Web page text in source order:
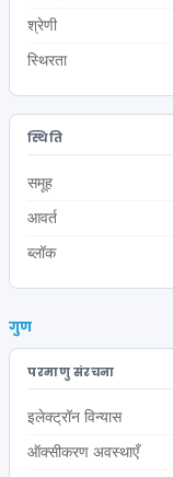
श्रेणी
स्थिरता
स्थिति
समूह
आवर्त
ब्लॉक
गुण
परमाणु संरचना
इलेक्ट्रॉन विन्यास
ऑक्सीकरण अवस्थाएँ